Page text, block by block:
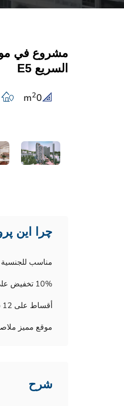
مشروع في
السريع E5
0
m2
چرا این
مناسب للجنسية
10% تخفيض على الدفع نقداً
أقساط على 12 شهر
موقع مميز
شرح